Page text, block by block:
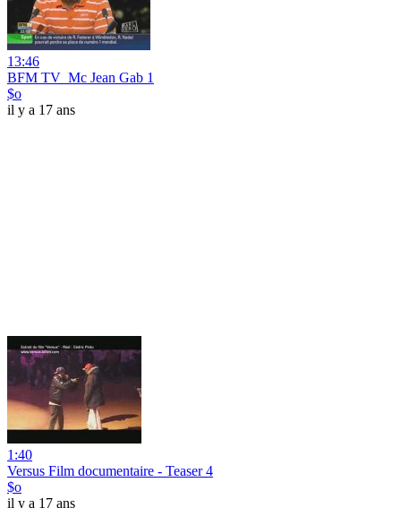
13:46
BFM TV_Mc Jean Gab 1
$o
il y a 17 ans
1:40
Versus Film documentaire - Teaser 4
$o
il y a 17 ans